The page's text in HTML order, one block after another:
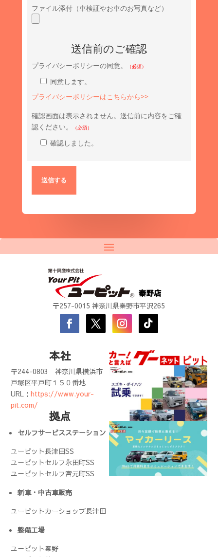
ファイル添付（車検証やお車のお写真など）
送信前のご確認
プライバシーポリシーの同意。 （必須）
同意します。
プライバシーポリシーはこちらから>>
確認画面は表示されません。送信前に内容をご確
認ください。
（必須）
確認しました。
〒257-0015 神奈川県秦野市平沢265
本社
〒244-0803神奈川県横浜市
戸塚区平戸町１５０番地
URL：https://www.your-
pit.com/
拠点
セルフサービスステーション
ユーピット長津田SS
ユーピットセルフ永田町SS
ユーピットセルフ宮元町SS
新車・中古車販売
ユーピットカーショップ長津田
整備工場
ユーピット秦野